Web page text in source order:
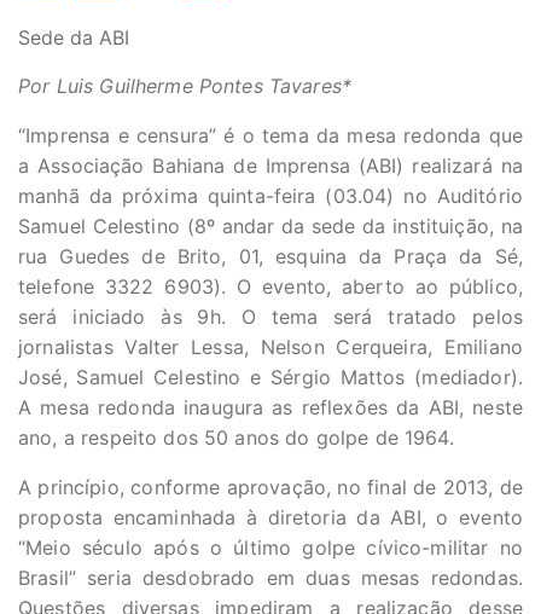
Sede da ABI
Por Luis Guilherme Pontes Tavares*
“Imprensa e censura” é o tema da mesa redonda que
a Associação Bahiana de Imprensa (ABI) realizará na
manhã da próxima quinta-feira (03.04) no Auditório
Samuel Celestino (8º andar da sede da instituição, na
rua Guedes de Brito, 01, esquina da Praça da Sé,
telefone 3322 6903). O evento, aberto ao público,
será iniciado às 9h. O tema será tratado pelos
jornalistas Valter Lessa, Nelson Cerqueira, Emiliano
José, Samuel Celestino e Sérgio Mattos (mediador).
A mesa redonda inaugura as reflexões da ABI, neste
ano, a respeito dos 50 anos do golpe de 1964.
A princípio, conforme aprovação, no final de 2013, de
proposta encaminhada à diretoria da ABI, o evento
“Meio século após o último golpe cívico-militar no
Brasil” seria desdobrado em duas mesas redondas.
Questões diversas impediram a realização desse